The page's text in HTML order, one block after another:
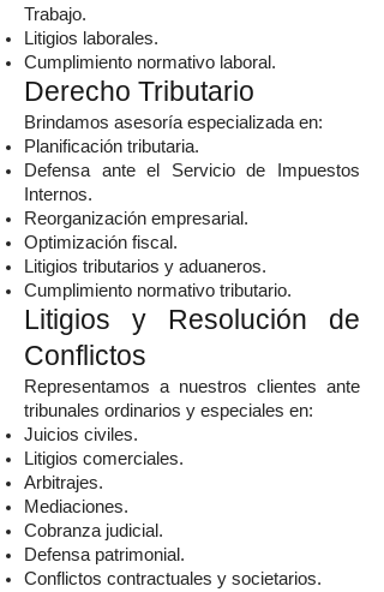
Trabajo.
Litigios laborales.
Cumplimiento normativo laboral.
Derecho Tributario
Brindamos asesoría especializada en:
Planificación tributaria.
Defensa ante el Servicio de Impuestos
Internos.
Reorganización empresarial.
Optimización fiscal.
Litigios tributarios y aduaneros.
Cumplimiento normativo tributario.
Litigios y Resolución de
Conflictos
Representamos a nuestros clientes ante
tribunales ordinarios y especiales en:
Juicios civiles.
Litigios comerciales.
Arbitrajes.
Mediaciones.
Cobranza judicial.
Defensa patrimonial.
Conflictos contractuales y societarios.